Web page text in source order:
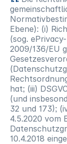
Ebene): (i)
(sog.
2009/136/EU
hat; (iii)
(und
32 und 173);
4.5.2020 vom
10.4.2018